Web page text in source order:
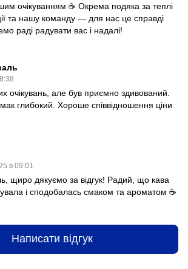
очікуванням ☕️ Окрема подяка за теплі
та нашу команду — для нас це справді
раді радувати вас і надалі!
очікувань, але був приємно здивований.
глибокий. Хороше співвідношення ціни
в 09:01
щиро дякуємо за відгук! Радий, що кава
і сподобалась смаком та ароматом ☕️
Написати відгук